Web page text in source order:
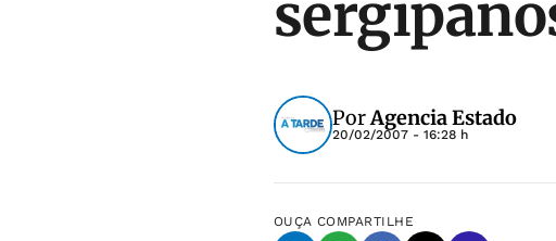
PorAgencia Estado
20/02/2007 - 16:28 h
OUÇA COMPARTILHE